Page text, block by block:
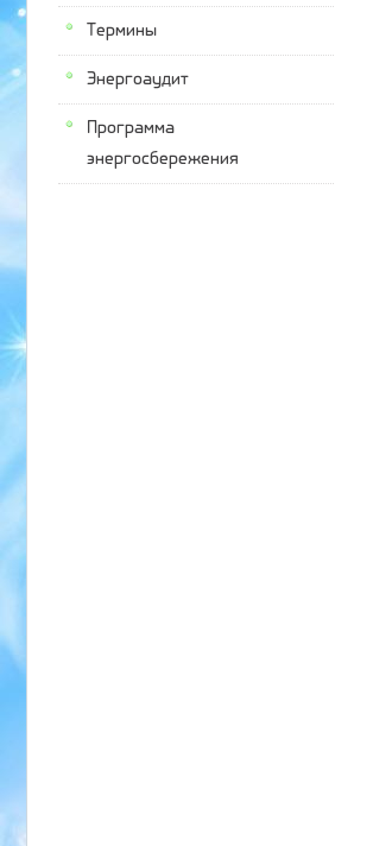
Термины
Энергоаудит
Программа
энергосбережения